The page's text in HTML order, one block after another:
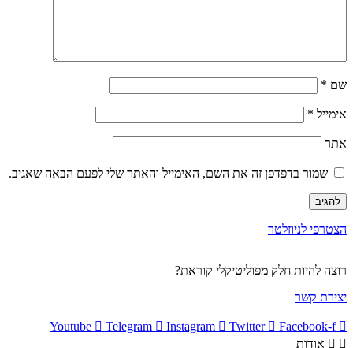
שם *
אימייל *
אתר
שמור בדפדפן זה את השם, האימייל והאתר שלי לפעם הבאה שאגיב.
הצטרפי לניוזלטר
רוצה להיות חלק מפוליטיקלי קוראת?
יצירת קשר
Youtube Telegram Instagram Twitter
Facebook-f
אודות